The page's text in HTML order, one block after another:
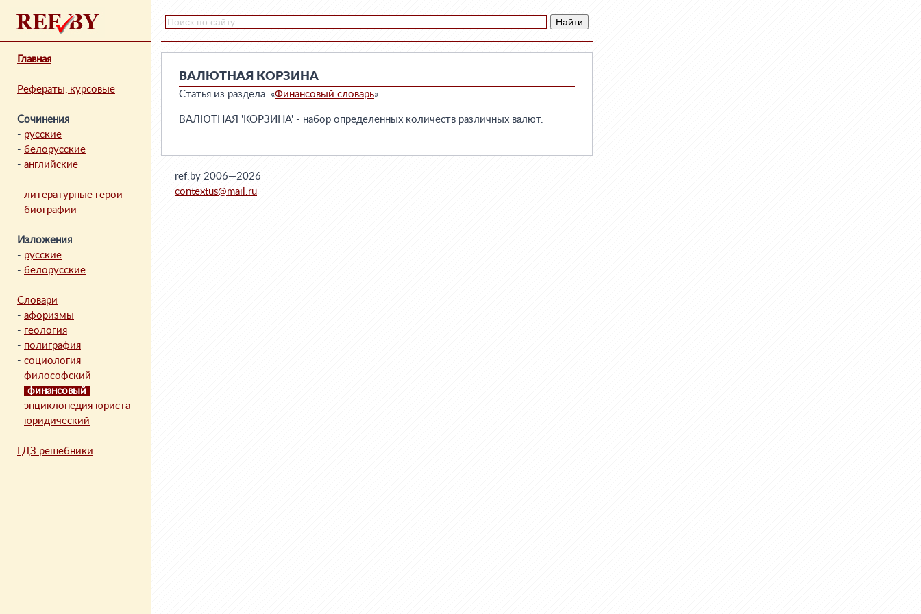
Главная
Рефераты, курсовые
Сочинения
- русские
- белорусские
- английские
- литературные герои
- биографии
Изложения
- русские
- белорусские
Словари
- афоризмы
- геология
- полиграфия
- социология
- философский
-
финансовый
- энциклопедия юриста
- юридический
ГДЗ решебники
ВАЛЮТНАЯ КОРЗИНА
Статья из раздела: «Финансовый словарь»
ВАЛЮТНАЯ 'КОРЗИНА' - набор определенных количеств различных валют.
ref.by 2006—2026
contextus@mail.ru